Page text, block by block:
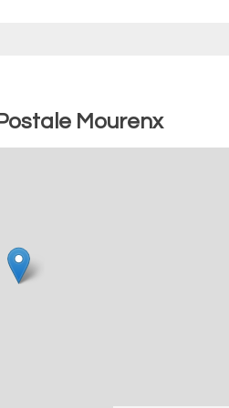
Mourenx